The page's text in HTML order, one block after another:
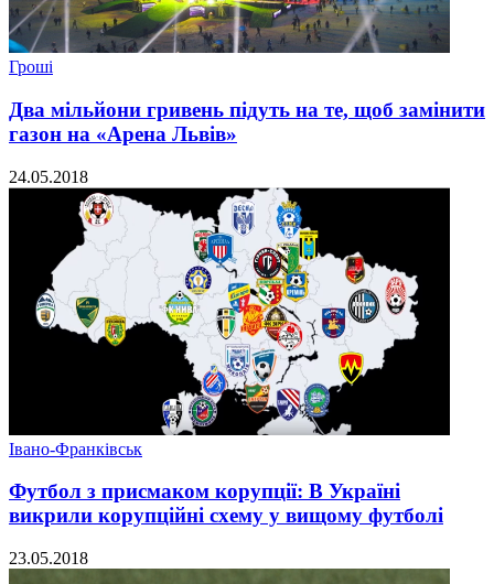
Гроші
Два мільйони гривень підуть на те, щоб замінити
газон на «Арена Львів»
24.05.2018
Івано-Франківськ
Футбол з присмаком корупції: В Україні
викрили корупційні схему у вищому футболі
23.05.2018